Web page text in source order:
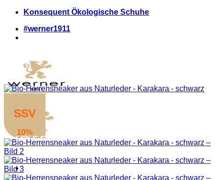
Zum
springen
Konsequent Ökologische Schuhe
#werner1911
SSV
10%